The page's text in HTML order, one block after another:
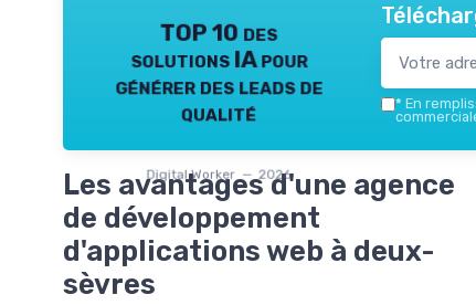
TOP 10 des
solutions IA pour
générer des leads de
qualité
Digital Worker — 2026
* En
Les avantages d'une agence
de développement
d'applications web à deux-
sèvres